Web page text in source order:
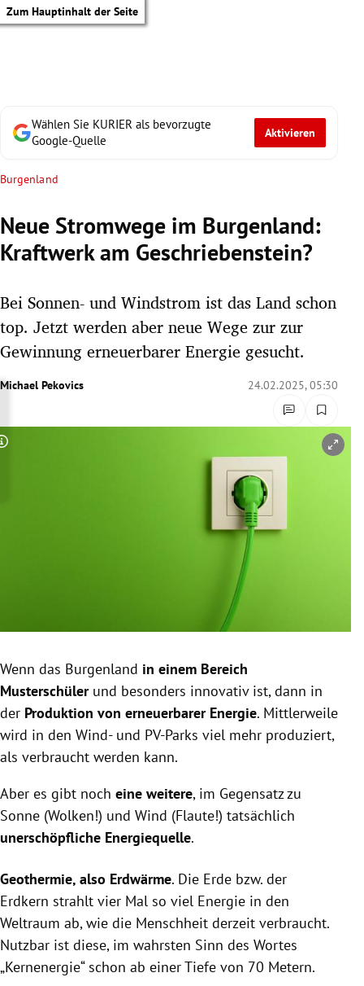
Zum Hauptinhalt der Seite
Untermenü
Untermenü
Untermenü
Wählen Sie KURIER als bevorzugte
Google-Quelle
Aktivieren
Burgenland
Neue Stromwege im Burgenland:
Kraftwerk am Geschriebenstein?
Bei Sonnen- und Windstrom ist das Land schon
top. Jetzt werden aber neue Wege zur zur
Gewinnung erneuerbarer Energie gesucht.
Michael Pekovics 24.02.2025, 05:30
Copyright-Hinweis öffnen/schließen
Wenn das Burgenland in einem Bereich
Musterschülerund besonders innovativ ist, dann in
der Produktion von erneuerbarer Energie. Mittlerweile
wird in den Wind- und PV-Parks viel mehr produziert,
als verbraucht werden kann.
Aber es gibt noch eine weitere, im Gegensatz zu
Sonne (Wolken!) und Wind (Flaute!) tatsächlich
unerschöpfliche Energiequelle.
Geothermie, also Erdwärme. Die Erde bzw. der
Erdkern strahlt vier Mal so viel Energie in den
Weltraum ab, wie die Menschheit derzeit verbraucht.
Nutzbar ist diese, im wahrsten Sinn des Wortes
„Kernenergie“ schon ab einer Tiefe von 70 Metern.